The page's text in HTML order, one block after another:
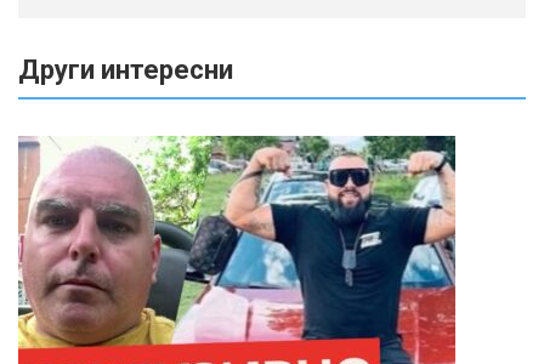
Други интересни